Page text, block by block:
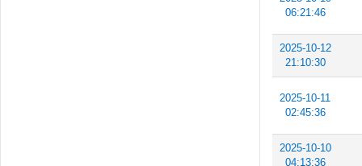
06:21:46
2025-10-12
21:10:30
2025-10-11
02:45:36
2025-10-10
04:13:36